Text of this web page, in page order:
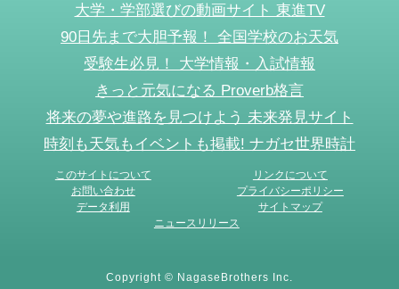
大学・学部選びの動画サイト 東進TV
90日先まで大胆予報！ 全国学校のお天気
受験生必見！ 大学情報・入試情報
きっと元気になる Proverb格言
将来の夢や進路を見つけよう 未来発見サイト
時刻も天気もイベントも掲載! ナガセ世界時計
このサイトについて
リンクについて
お問い合わせ
プライバシーポリシー
データ利用
サイトマップ
ニュースリリース
Copyright © NagaseBrothers Inc.